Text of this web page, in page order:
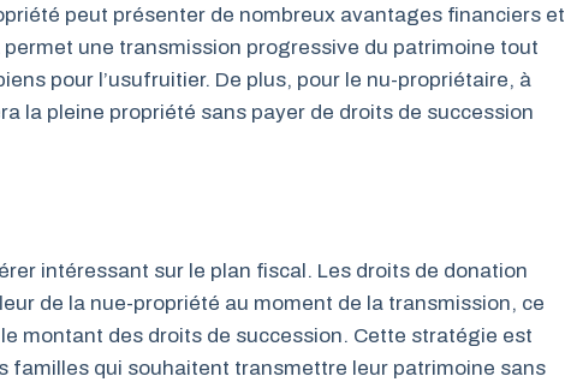
peut présenter de nombreux avantages financiers et
une transmission progressive du patrimoine tout
pour l’usufruitier. De plus, pour le nu-propriétaire, à
la pleine propriété sans payer de droits de succession
intéressant sur le plan fiscal. Les droits de donation
de la nue-propriété au moment de la transmission, ce
montant des droits de succession. Cette stratégie est
familles qui souhaitent transmettre leur patrimoine sans